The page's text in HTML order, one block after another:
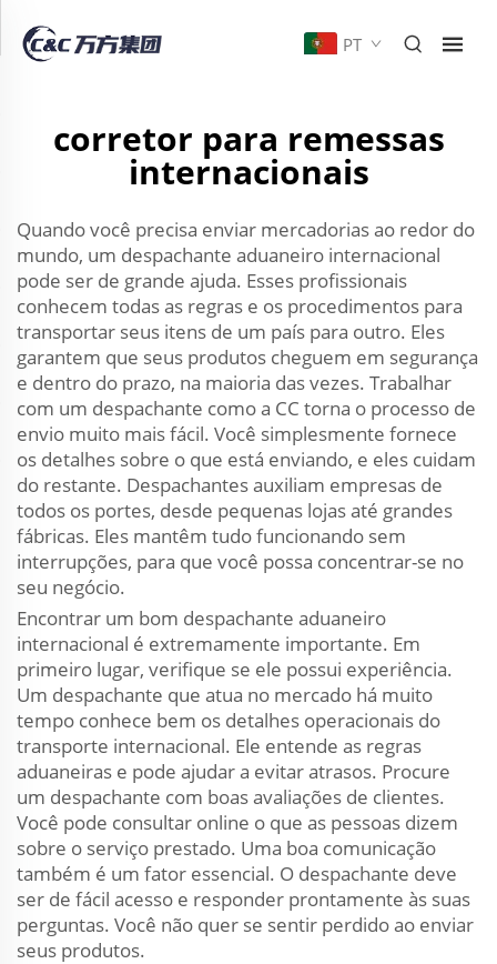
PT
corretor para remessas
internacionais
Quando você precisa enviar mercadorias ao redor do
mundo, um despachante aduaneiro internacional
pode ser de grande ajuda. Esses profissionais
conhecem todas as regras e os procedimentos para
transportar seus itens de um país para outro. Eles
garantem que seus produtos cheguem em segurança
e dentro do prazo, na maioria das vezes. Trabalhar
com um despachante como a CC torna o processo de
envio muito mais fácil. Você simplesmente fornece
os detalhes sobre o que está enviando, e eles cuidam
do restante. Despachantes auxiliam empresas de
todos os portes, desde pequenas lojas até grandes
fábricas. Eles mantêm tudo funcionando sem
interrupções, para que você possa concentrar-se no
seu negócio.
Encontrar um bom despachante aduaneiro
internacional é extremamente importante. Em
primeiro lugar, verifique se ele possui experiência.
Um despachante que atua no mercado há muito
tempo conhece bem os detalhes operacionais do
transporte internacional. Ele entende as regras
aduaneiras e pode ajudar a evitar atrasos. Procure
um despachante com boas avaliações de clientes.
Você pode consultar online o que as pessoas dizem
sobre o serviço prestado. Uma boa comunicação
também é um fator essencial. O despachante deve
ser de fácil acesso e responder prontamente às suas
perguntas. Você não quer se sentir perdido ao enviar
seus produtos.